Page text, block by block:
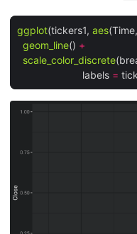
ggplot(tickers1, aes
geom_line() +
scale_color_discrete
                       labels
=